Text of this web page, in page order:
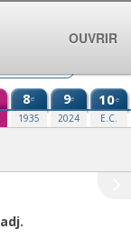
8e
1935
9e
2024
10e
E.C.
adj.
OUVRIR